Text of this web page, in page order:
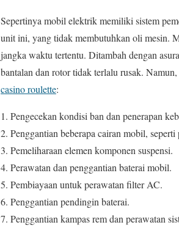
Sepertinya mobil elektrik memiliki sistem
unit ini, yang tidak membutuhkan oli mesin.
jangka waktu tertentu. Ditambah dengan
bantalan dan rotor tidak terlalu rusak.
casino roulette:
Pengecekan kondisi ban dan penerapan
Penggantian beberapa cairan mobil,
Pemeliharaan elemen komponen suspensi.
Perawatan dan penggantian baterai mobil.
Pembiayaan untuk perawatan filter AC.
Penggantian pendingin baterai.
Penggantian kampas rem dan perawatan